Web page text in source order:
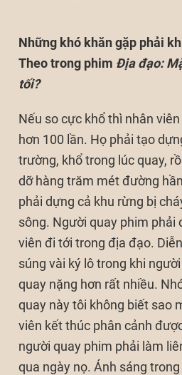
Những khó khăn gặp phải
Theo trong phim Địa đạo:
tối?
Nếu so cực khổ thì nhân
hơn 100 lần. Họ phải tạo
trường, khổ trong lúc quay,
dỡ hàng trăm mét đường
phải dựng cả khu rừng bị
sông. Người quay phim phải
viên đi tới trong địa đạo.
súng vài ký lô trong khi
quay nặng hơn rất nhiều.
quay này tôi không biết sao
viên kết thúc phân cảnh
người quay phim phải làm
qua ngày nọ. Ánh sáng